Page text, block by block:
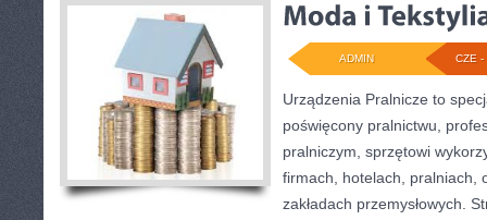
CZE -
ADMIN
Urządzenia Pralnicze to
poświęcony pralnictwu,
pralniczym, sprzętowi
firmach, hotelach, pralniach,
zakładach przemysłowych.